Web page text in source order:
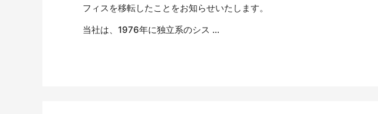
フィスを移転したことをお知らせいたします。
当社は、1976年に独立系のシス ...